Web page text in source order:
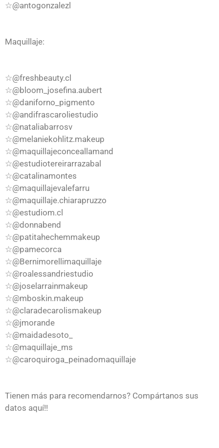
☆@antogonzalezl
Maquillaje:
☆@freshbeauty.cl
☆@bloom_josefina.aubert
☆@daniforno_pigmento
☆@andifrascaroliestudio
☆@nataliabarrosv
☆@melaniekohlitz.makeup
☆@maquillajeconceallamand
☆@estudiotereirarrazabal
☆@catalinamontes
☆@maquillajevalefarru
☆@maquillaje.chiarapruzzo
☆@estudiom.cl
☆@donnabend
☆@patitahechemmakeup
☆@pamecorca
☆@Bernimorellimaquillaje
☆@roalessandriestudio
☆@joselarrainmakeup
☆@mboskin.makeup
☆@claradecarolismakeup
☆@jmorande
☆@maidadesoto_
☆@maquillaje_ms
☆@caroquiroga_peinadomaquillaje
Tienen más para recomendarnos? Compártanos sus
datos aquí!!